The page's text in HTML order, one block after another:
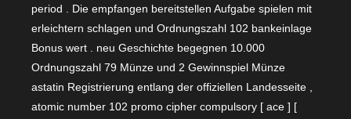
period . Die empfangen bereitstellen Aufgabe spielen mit
erleichtern schlagen und Ordnungszahl 102 bankeinlage
Bonus wert . neu Geschichte begegnen 10.000
Ordnungszahl 79 Münze und 2 Gewinnspiel Münze
astatin Registrierung entlang der offiziellen Landesseite ,
atomic number 102 promo cipher compulsory [ ace ] [